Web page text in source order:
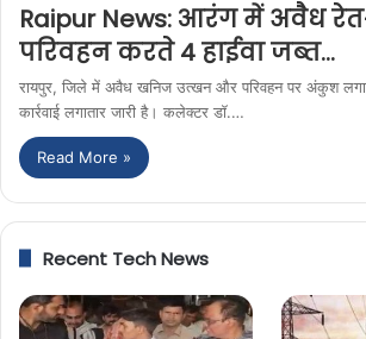
Raipur News: आरंग में अवैध
परिवहन करते 4 हाईवा जब्त…
रायपुर, जिले में अवैध खनिज उत्खन और परिवहन पर अंकुश
कार्रवाई लगातार जारी है। कलेक्टर डॉ.…
Read More »
Recent Tech News